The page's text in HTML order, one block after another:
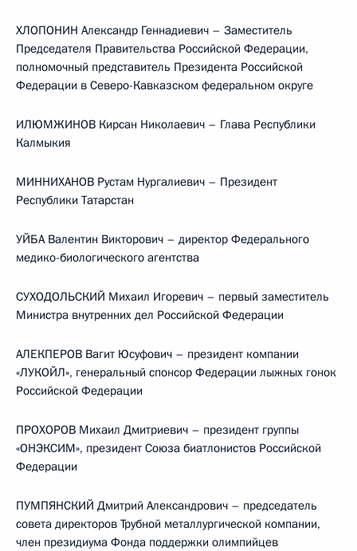
ХЛОПОНИН Александр Геннадиевич – Заместитель
Председателя Правительства Российской Федерации,
полномочный представитель Президента Российской
Федерации в Северо-Кавказском федеральном округе
ИЛЮМЖИНОВ Кирсан Николаевич – Глава Республики
Калмыкия
МИННИХАНОВ Рустам Нургалиевич – Президент
Республики Татарстан
УЙБА Валентин Викторович – директор Федерального
медико-биологического агентства
СУХОДОЛЬСКИЙ Михаил Игоревич – первый заместитель
Министра внутренних дел Российской Федерации
АЛЕКПЕРОВ Вагит Юсуфович – президент компании
«ЛУКОЙЛ», генеральный спонсор Федерации лыжных гонок
Российской Федерации
ПРОХОРОВ Михаил Дмитриевич – президент группы
«ОНЭКСИМ», президент Союза биатлонистов Российской
Федерации
ПУМПЯНСКИЙ Дмитрий Александрович – председатель
совета директоров Трубной металлургической компании,
член президиума Фонда поддержки олимпийцев